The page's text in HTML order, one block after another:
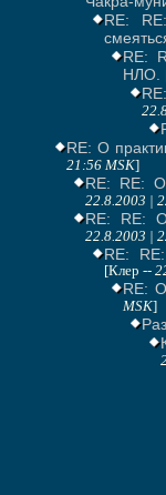
RE:
RE:
НЛО.
RE: О
21:56 MSK]
RE: RE: О
22.8.2003 |
RE: RE:
22.8.2003 |
RE:
[Клер --
RE:
MSK]